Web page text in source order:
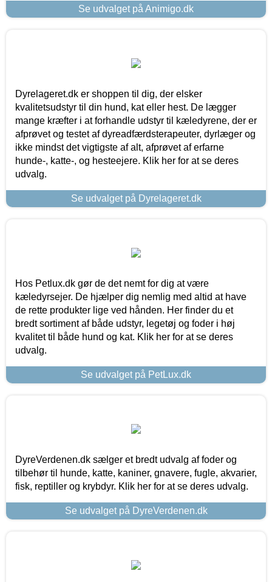
Se udvalget på Animigo.dk
Dyrelageret.dk er shoppen til dig, der elsker
kvalitetsudstyr til din hund, kat eller hest. De lægger
mange kræfter i at forhandle udstyr til kæledyrene, der er
afprøvet og testet af dyreadfærdsterapeuter, dyrlæger og
ikke mindst det vigtigste af alt, afprøvet af erfarne
hunde-, katte-, og hesteejere. Klik her for at se deres
udvalg.
Se udvalget på Dyrelageret.dk
Hos Petlux.dk gør de det nemt for dig at være
kæledyrsejer. De hjælper dig nemlig med altid at have
de rette produkter lige ved hånden. Her finder du et
bredt sortiment af både udstyr, legetøj og foder i høj
kvalitet til både hund og kat. Klik her for at se deres
udvalg.
Se udvalget på PetLux.dk
DyreVerdenen.dk sælger et bredt udvalg af foder og
tilbehør til hunde, katte, kaniner, gnavere, fugle, akvarier,
fisk, reptiller og krybdyr. Klik her for at se deres udvalg.
Se udvalget på DyreVerdenen.dk